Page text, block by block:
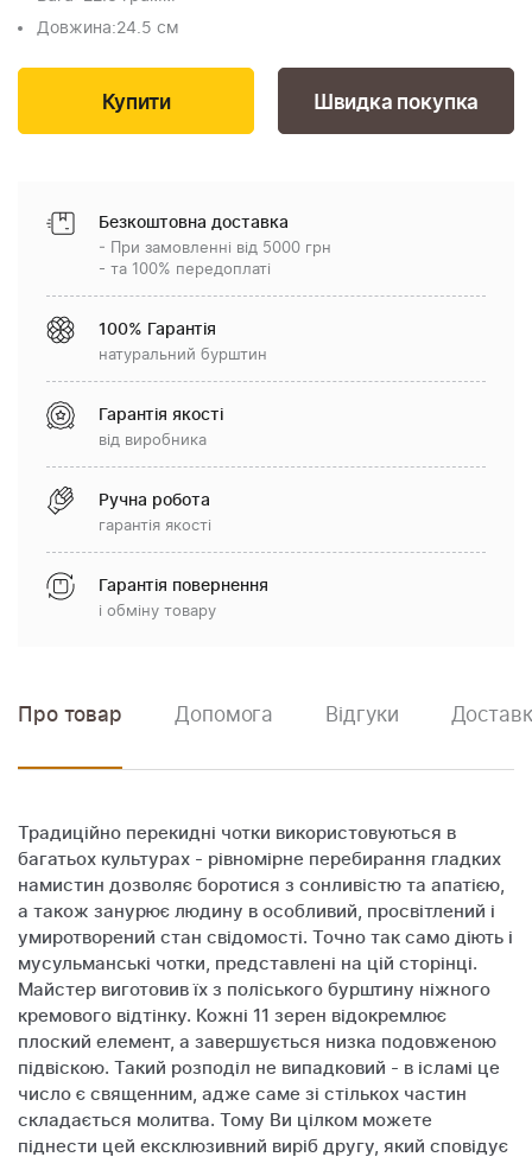
Довжина:24.5 см
Швидка покупка
Безкоштовна доставка
- При замовленні від 5000 грн
- та 100% передоплаті
100% Гарантія
натуральний бурштин
Гарантія якості
від виробника
Ручна робота
гарантія якості
Гарантія повернення
і обміну товару
Про товар Допомога Відгуки
Традиційно перекидні чотки використовуються в
багатьох культурах - рівномірне перебирання гладких
намистин дозволяє боротися з сонливістю та апатією,
а також занурює людину в особливий, просвітлений і
умиротворений стан свідомості. Точно так само діють і
мусульманські чотки, представлені на цій сторінці.
Майстер виготовив їх з поліського бурштину ніжного
кремового відтінку. Кожні 11 зерен відокремлює
плоский елемент, а завершується низка подовженою
підвіскою. Такий розподіл не випадковий - в ісламі це
число є священним, адже саме зі стількох частин
складається молитва. Тому Ви цілком можете
піднести цей ексклюзивний виріб другу, який сповідує